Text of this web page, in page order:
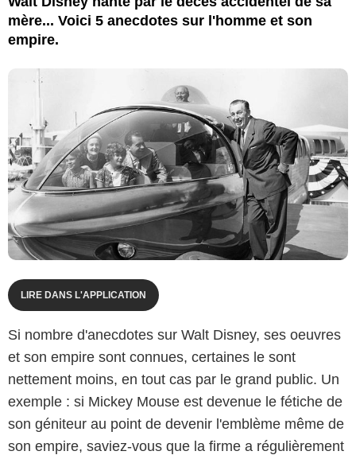
mère... Voici 5 anecdotes sur l'homme et son
empire.
LIRE DANS L'APPLICATION
Si nombre d'anecdotes sur Walt Disney, ses oeuvres
et son empire sont connues, certaines le sont
nettement moins, en tout cas par le grand public. Un
exemple : si Mickey Mouse est devenue le fétiche de
son géniteur au point de devenir l'emblème même de
son empire, saviez-vous que la firme a régulièrement